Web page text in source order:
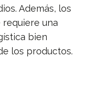
Además, los
requiere una
bien
los productos.